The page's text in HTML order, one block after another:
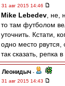
31 авг 2015 14:46
Mike Lebedev , не,
то там футболом
уточнить. Кстати,
одно место рвутся,
так сказать, репка
Леонидыч -
31 авг 2015 14:43